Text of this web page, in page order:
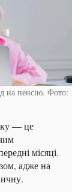
на пенсію. Фото:
— це
місяці.
адже на